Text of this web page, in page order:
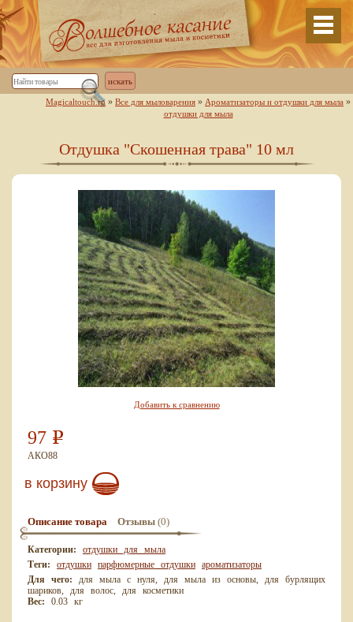
Magicaltouch.ru » Все для мыловарения » Ароматизаторы и отдушки для мыла »
отдушки для мыла
Отдушка "Скошенная трава" 10 мл
Добавить к сравнению
97 Р
АКО88
в корзину
Описание товара Отзывы (0)
Категории:
отдушки для мыла
Теги:
отдушки парфюмерные отдушки ароматизаторы
Для чего:
для мыла с нуля, для мыла из основы, для бурлящих
шариков, для волос, для косметики
Вес:
0.03 кг